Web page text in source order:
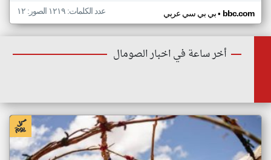
بي بي سي عربي• bbc.com عدد الكلمات: ١٢١٩ الصور: ١٢
أخر ساعة في اخبار الصومال